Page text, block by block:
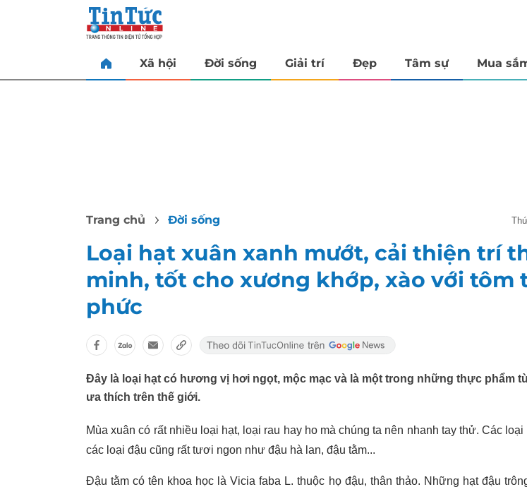
Xã hội Đời sống Giải trí Đẹp Tâm sự Mua
Trang chủ Đời sống
Loại hạt xuân xanh mướt, cải thiện trí
minh, tốt cho xương khớp, xào với tôm
phức
Đây là loại hạt có hương vị hơi ngọt, mộc mạc và là một trong những thực phẩm
ưa thích trên thế giới.
Mùa xuân có rất nhiều loại hạt, loại rau hay ho mà chúng ta nên nhanh tay thử. Các
các loại đậu cũng rất tươi ngon như đậu hà lan, đậu tằm...
Đậu tằm có tên khoa học là Vicia faba L. thuộc họ đậu, thân thảo. Những hạt đậu